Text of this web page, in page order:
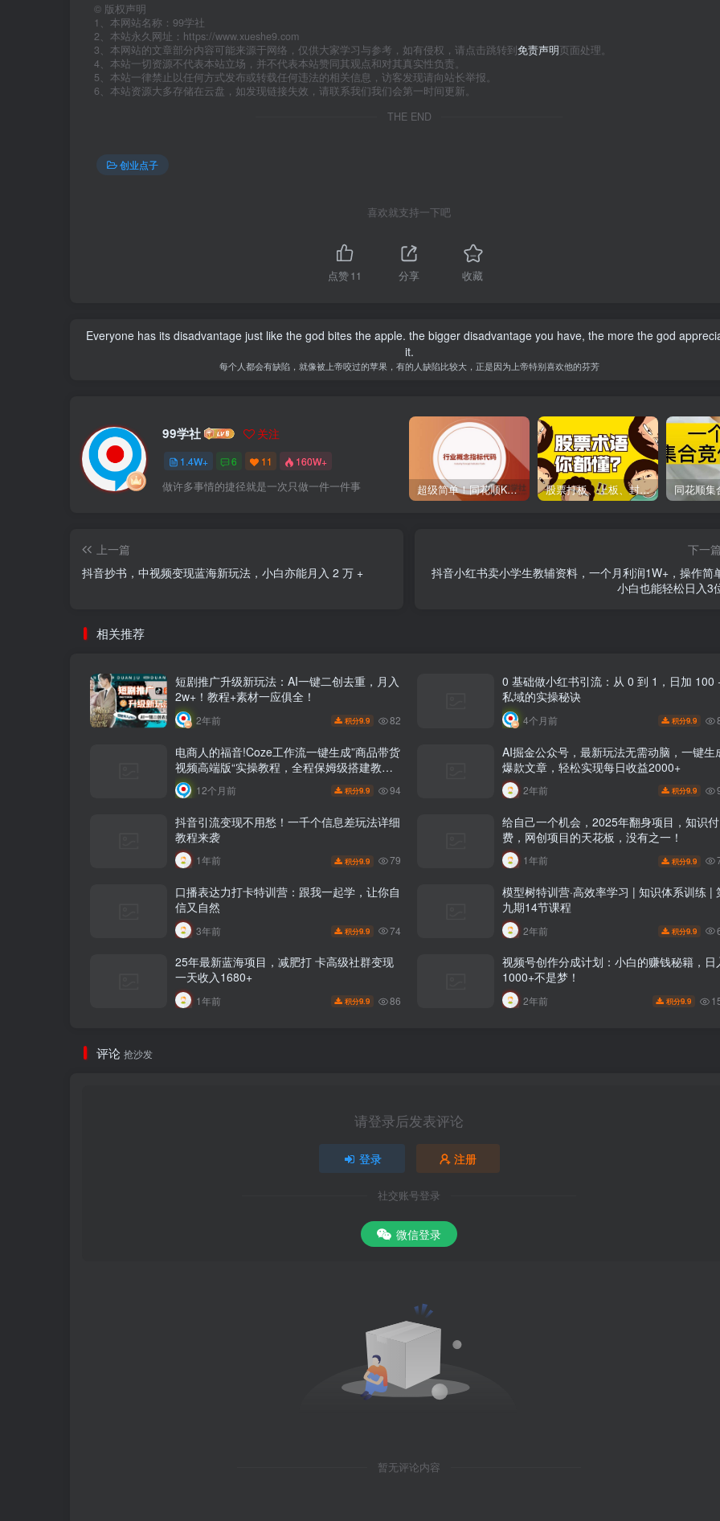
© 版权声明
1、本网站名称：99学社
2、本站永久网址：https://www.xueshe9.com
3、本网站的文章部分内容可能来源于网络，仅供大家学习与参考，如有侵权，请点击跳转到免责声明页面处理。
4、本站一切资源不代表本站立场，并不代表本站赞同其观点和对其真实性负责。
5、本站一律禁止以任何方式发布或转载任何违法的相关信息，访客发现请向站长举报。
6、本站资源大多存储在云盘，如发现链接失效，请联系我们我们会第一时间更新。
THE END
创业点子
喜欢就支持一下吧
点赞11 分享 收藏
Everyone has its disadvantage just like the god bites the apple. the bigger disadvantage you have, the more the god
it.
每个人都会有缺陷，就像被上帝咬过的苹果，有的人缺陷比较大，正是因为上帝特别喜欢他的芬芳
99学社 关注
1.4W+ 6 11 160W+
做许多事情的捷径就是一次只做一件一件事 超级简单！同花顺K线界面显示行业概念指标代码图解 股票打板、上板、封板、翘板、炸板是什么意思？炒股你必须懂的暗语！
上一篇
抖音抄书，中视频变现蓝海新玩法，小白亦能月入 2 万 +
下一
抖音小红书卖小学生教辅资料，一个月利润1W+，操作简
小白也能轻松日入3
相关推荐
短剧推广升级新玩法：AI一键二创去重，月入
2w+！教程+素材一应俱全！
2年前 积分9.9 82
0 基础做小红书引流：从 0 到 1，日加 100
私域的实操秘诀
4个月前 积分9.9
电商人的福音!Coze工作流一键生成”商品带货
视频高端版“实操教程，全程保姆级搭建教学
教程，小白也能完胜十个剪辑师!电商人必学
的AI智能体搭建知识。
12个月前 积分9.9 94
AI掘金公众号，最新玩法无需动脑，一键生
爆款文章，轻松实现每日收益2000+
2年前 积分9.9
抖音引流变现不用愁！一千个信息差玩法详细
教程来袭
1年前 积分9.9 79
给自己一个机会，2025年翻身项目，知识付
费，网创项目的天花板，没有之一！
1年前 积分9.9
口播表达力打卡特训营：跟我一起学，让你自
信又自然
3年前 积分9.9 74
模型树特训营·高效率学习 | 知识体系训练 |
九期14节课程
2年前 积分9.9
25年最新蓝海项目，减肥打 卡高级社群变现
一天收入1680+
1年前 积分9.9 86
视频号创作分成计划：小白的赚钱秘籍，日
1000+不是梦！
2年前 积分9.9
评论 抢沙发
请登录后发表评论
登录 注册
社交账号登录
微信登录
暂无评论内容